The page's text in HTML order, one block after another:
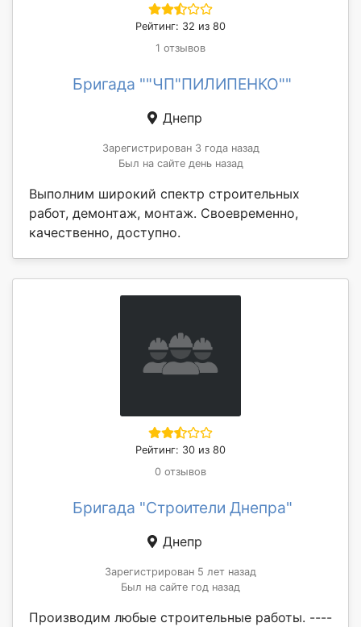
Рейтинг: 32 из 80
1 отзывов
Бригада ""ЧП"ПИЛИПЕНКО""
Днепр
Зарегистрирован 3 года назад
Был на сайте день назад
Выполним широкий спектр строительных
работ, демонтаж, монтаж. Своевременно,
качественно, доступно.
Рейтинг: 30 из 80
0 отзывов
Бригада "Строители Днепра"
Днепр
Зарегистрирован 5 лет назад
Был на сайте год назад
Производим любые строительные работы. ----